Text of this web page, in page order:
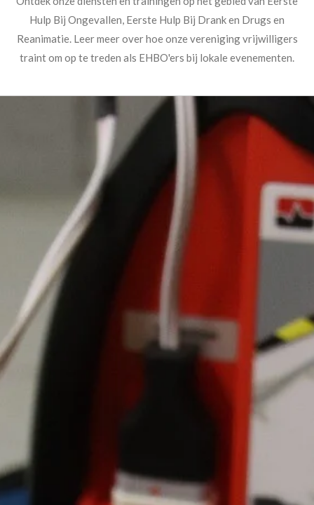
Hulp Bij Ongevallen, Eerste Hulp Bij Drank en Drugs en
Reanimatie. Leer meer over hoe onze vereniging vrijwilligers
traint om op te treden als EHBO'ers bij lokale evenementen.